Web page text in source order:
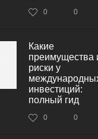
0 0
Какие
преимущества
риски у
инвестиций:
полный гид
0 0